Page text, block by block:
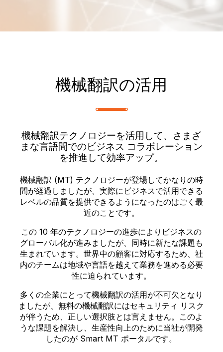
機械翻訳の活用
機械翻訳テクノロジーを活用して、さまざ
まな言語間でのビジネス コラボレーション
を推進して効率アップ。
機械翻訳 (MT) テクノロジーが登場してかなりの時
間が経過しましたが、実際にビジネスで活用できる
レベルの品質を提供できるようになったのはごく最
近のことです。
この 10 年のテクノロジーの進歩によりビジネスの
グローバル化が進みましたが、同時に新たな課題も
生まれています。世界中の顧客に対応するため、社
内のチームは地域や言語を越えて業務を進める必要
性に迫られています。
多くの企業にとって機械翻訳の活用が不可欠となり
ましたが、無料の機械翻訳にはセキュリティ リスク
が伴うため、正しい選択肢とは言えません。このよ
うな課題を解決し、生産性向上のために当社が開発
したのが Smart MT ポータルです。